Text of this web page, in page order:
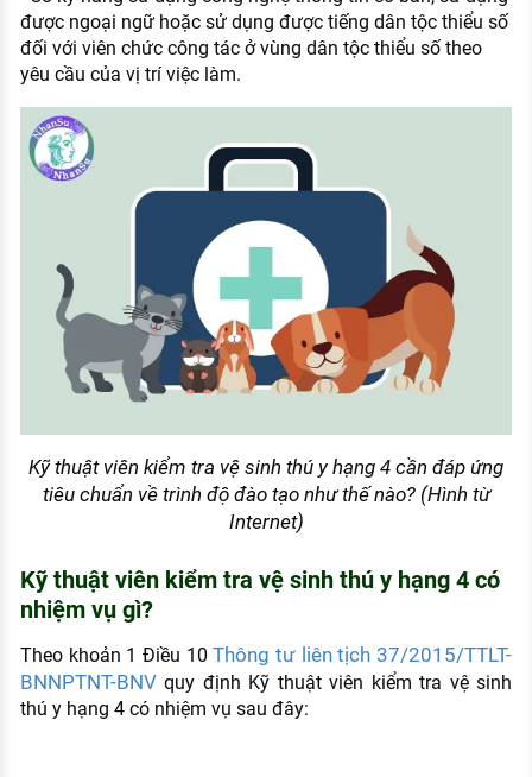
được ngoại ngữ hoặc sử dụng được tiếng dân tộc thiểu số
đối với viên chức công tác ở vùng dân tộc thiểu số theo
yêu cầu của vị trí việc làm.
Kỹ thuật viên kiểm tra vệ sinh thú y hạng 4 cần đáp ứng
tiêu chuẩn về trình độ đào tạo như thế nào? (Hình từ
Internet)
Kỹ thuật viên kiểm tra vệ sinh thú y hạng 4 có
nhiệm vụ gì?
Theo khoản 1 Điều 10Thông tư liên tịch 37/2015/TTLT-
BNNPTNT-BNVquy định Kỹ thuật viên kiểm tra vệ sinh
thú y hạng 4 có nhiệm vụ sau đây: